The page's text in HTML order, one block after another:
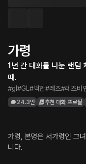
가령
1년 간 대화를 나눈 랜덤
때.
#gl #GL #백합#레즈#레즈비
24.3만 추천 대화 프로필
가령, 본명은 서가령인 그
니다.